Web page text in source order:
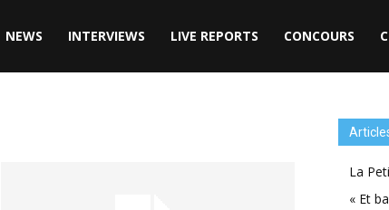
NEWS INTERVIEWS LIVE REPORTS CONCOURS
La
« Et